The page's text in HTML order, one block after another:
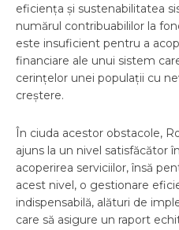
eficiența și sustenabilitatea
numărul contribuabililor la
este insuficient pentru a
financiare ale unui sistem
cerințelor unei populații cu
creștere.
În ciuda acestor obstacole,
ajuns la un nivel satisfăcător
acoperirea serviciilor, însă
acest nivel, o gestionare
indispensabilă, alături de
care să asigure un raport